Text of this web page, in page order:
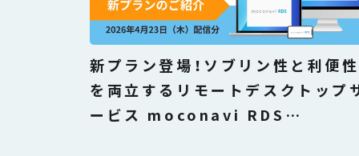
新プラン登場！ソブリン性と利便性
を両立するリモートデスクトップ
ービス moconavi RDS